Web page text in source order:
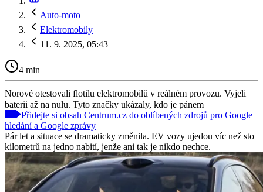
Auto-moto
Elektromobily
11. 9. 2025, 05:43
4 min
Norové otestovali flotilu elektromobilů v reálném provozu. Vyjeli
baterii až na nulu. Tyto značky ukázaly, kdo je pánem
Přidejte si obsah Centrum.cz do oblíbených zdrojů pro Google
hledání a Google zprávy
Pár let a situace se dramaticky změnila. EV vozy ujedou víc než sto
kilometrů na jedno nabití, jenže ani tak je nikdo nechce.